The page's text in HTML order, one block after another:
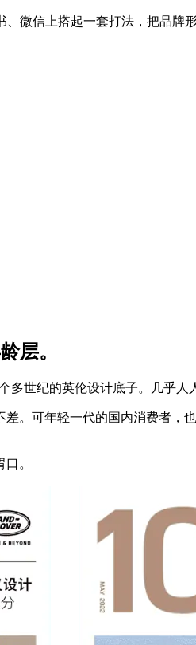
微信上搭起一套打法，把品牌
层。
世纪的英伦设计底子。几乎人
。可年轻一代的国内消费者
。